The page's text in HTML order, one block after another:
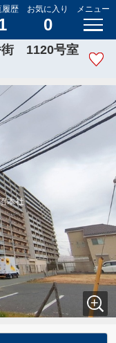
履歴 お気に入り
0
メニュー
街 1120号室